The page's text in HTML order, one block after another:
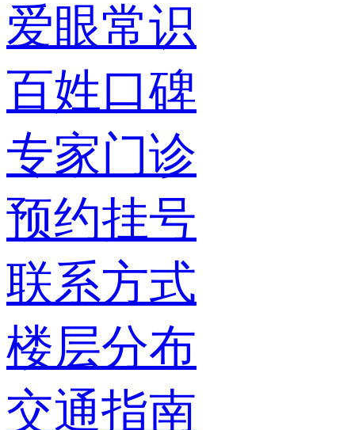
爱眼常识
百姓口碑
专家门诊
预约挂号
联系方式
楼层分布
交通指南